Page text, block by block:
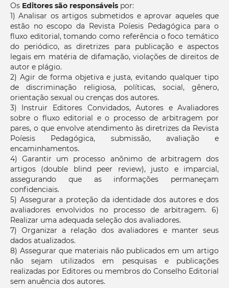
Os Editores são responsáveispor:
1) Analisar os artigos submetidos e aprovar aqueles que
estão no escopo da Revista Poíesis Pedagógica para o
fluxo editorial, tomando como referência o foco temático
do periódico, as diretrizes para publicação e aspectos
legais em matéria de difamação, violações de direitos de
autor e plágio.
2) Agir de forma objetiva e justa, evitando qualquer tipo
de discriminação religiosa, políticas, social, gênero,
orientação sexual ou crenças dos autores.
3) Instruir Editores Convidados, Autores e Avaliadores
sobre o fluxo editorial e o processo de arbitragem por
pares, o que envolve atendimento às diretrizes da Revista
Poíesis Pedagógica, submissão, avaliação e
encaminhamentos.
4) Garantir um processo anônimo de arbitragem dos
artigos (double blind peer review), justo e imparcial,
assegurando que as informações permaneçam
confidenciais.
5) Assegurar a proteção da identidade dos autores e dos
avaliadores envolvidos no processo de arbitragem. 6)
Realizar uma adequada seleção dos avaliadores.
7) Organizar a relação dos avaliadores e manter seus
dados atualizados.
8) Assegurar que materiais não publicados em um artigo
não sejam utilizados em pesquisas e publicações
realizadas por Editores ou membros do Conselho Editorial
sem anuência dos autores.